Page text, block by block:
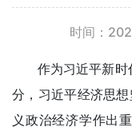
时间：
作为习近平新
分，习近平经济思
义政治经济学作出